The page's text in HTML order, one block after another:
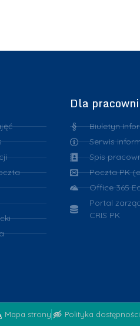
Dla
Biuletyn
Serwis
Spis
Poczta PK
Office 365
Portal
CRIS PK
Mapa strony Polityka dostępności